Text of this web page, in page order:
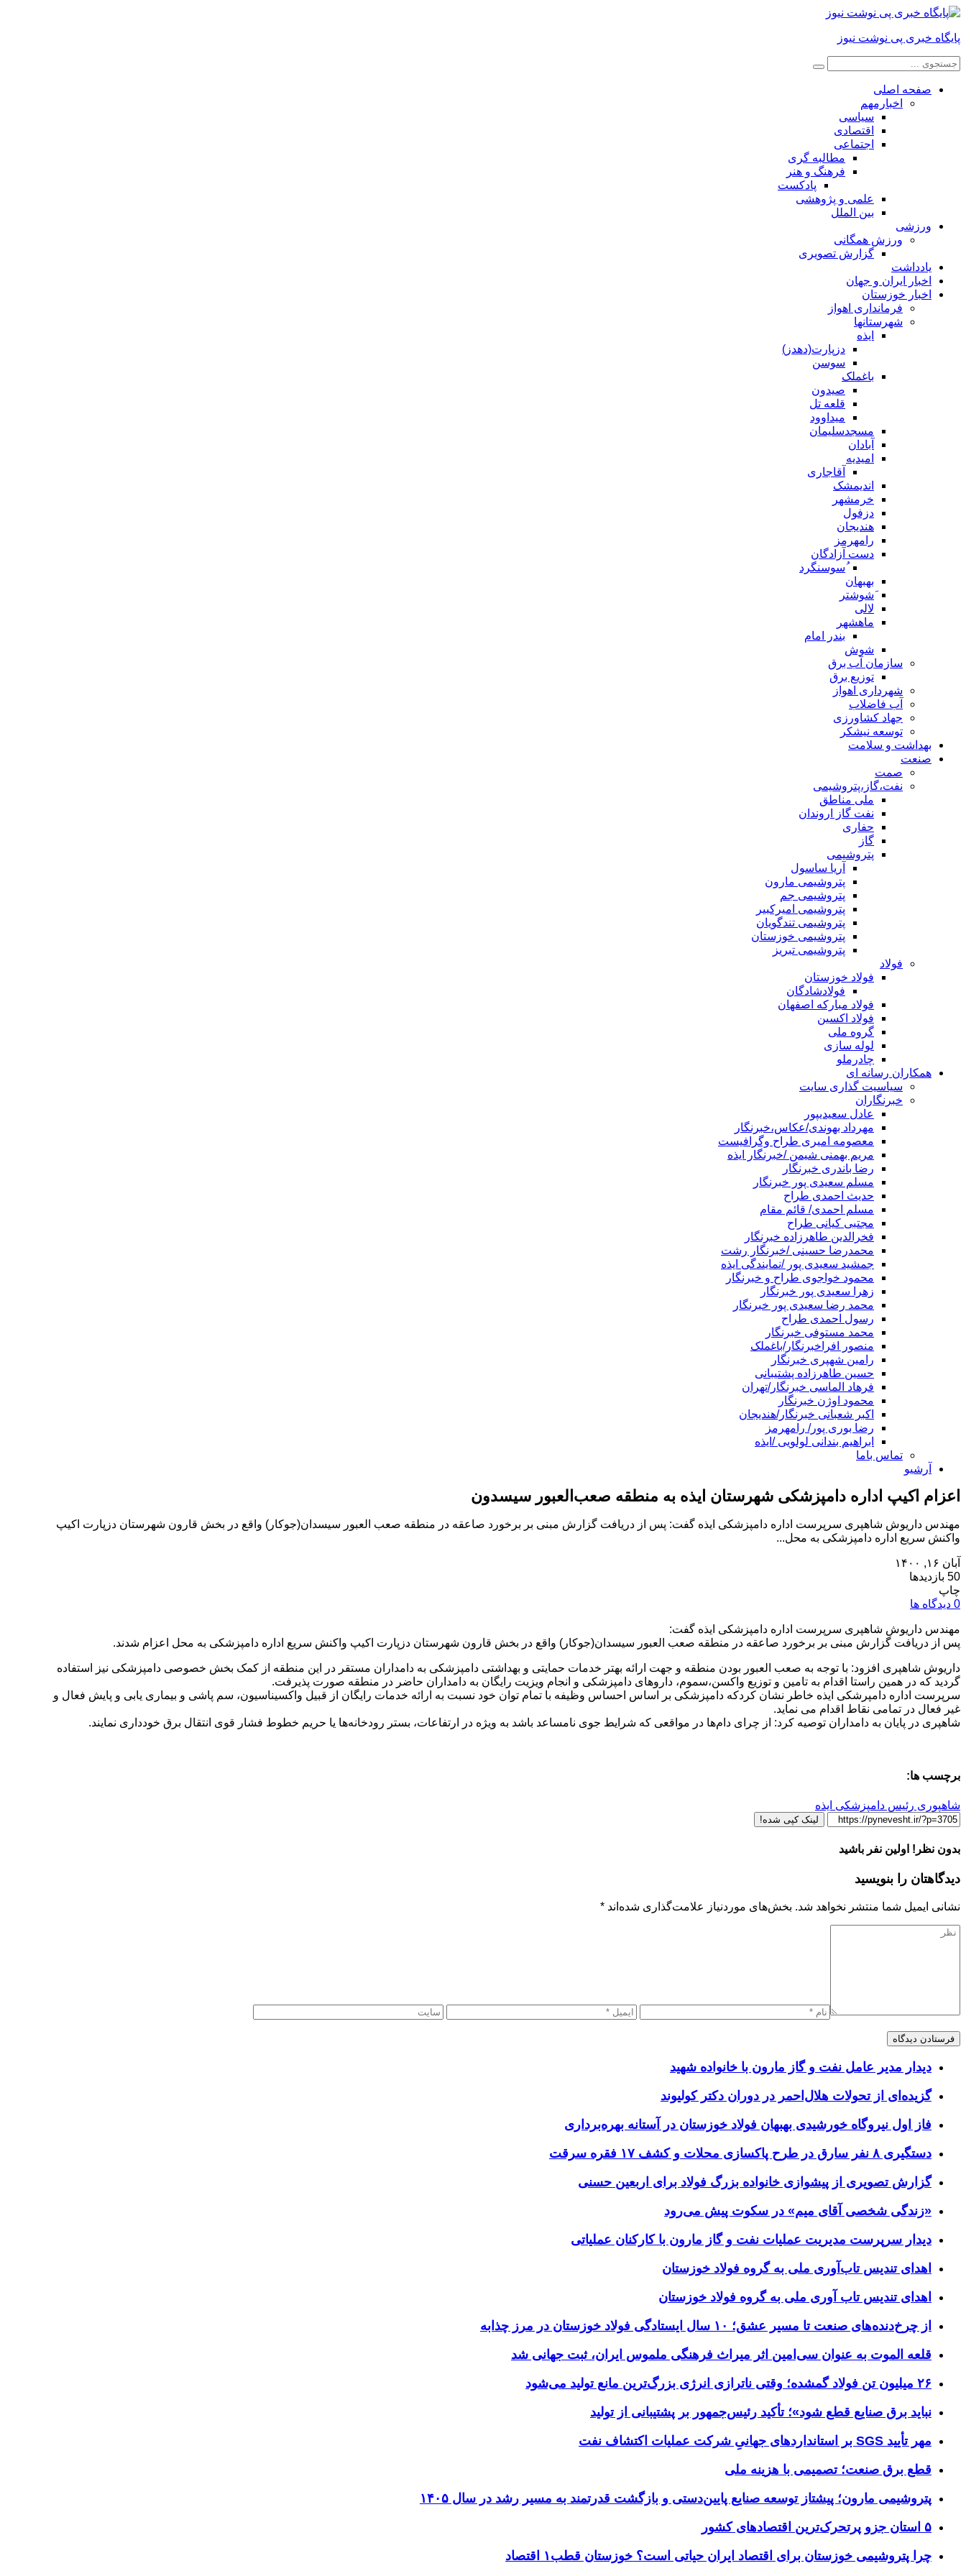
پایگاه خبری پی نوشت نیوز
صفحه اصلی
اخبارمهم
سیاسی
اقتصادی
اجتماعی
مطالبه گری
فرهنگ و هنر
پادکست
علمی و پژوهشی
بین الملل
ورزشی
ورزش همگانی
گزارش تصویری
یادداشت
اخبار ایران و جهان
اخبار خوزستان
فرمانداری اهواز
شهرستانها
ایذه
دزپارت(دهدز)
سوسن
باغملک
صیدون
قلعه تل
میداوود
مسجدسلیمان
آبادان
امیدیه
آقاجاری
اندیمشک
خرمشهر
دزفول
هندیجان
رامهرمز
دست آزادگان
ُسوسنگرد
بهبهان
َشوشتر
لالی
ماهشهر
بندر امام
شوش
سازمان آب برق
توزیع برق
شهرداری اهواز
آب فاضلاب
جهاد کشاورزی
توسعه نیشکر
بهداشت و سلامت
صنعت
صمت
نفت،گاز،پتروشیمی
ملی مناطق
نفت گاز اروندان
حفاری
گاز
پتروشیمی
آریا ساسول
پتروشیمی مارون
پتروشیمی جم
پتروشیمی امیرکبیر
پتروشیمی تندگویان
پتروشیمی خوزستان
پتروشیمی تبریز
فولاد
فولاد خوزستان
فولادشادگان
فولاد مبارکه اصفهان
فولاد اکسین
گروه ملی
لوله سازی
چادرملو
همکاران رسانه ای
سیاسیت گذاری سایت
خبرنگاران
عادل سعیدیپور
مهرداد بهوندی/عکاس،خبرنگار
معصومه امیری طراح وگرافیست
مریم بهمنی شیمن /خبرنگار ایذه
رضا باندری خبرنگار
مسلم سعیدی پور خبرنگار
حدیث احمدی طراح
مسلم احمدی/ قائم مقام
مجتبی کیانی طراح
فخرالدین طاهرزاده خبرنگار
محمدرضا حسینی /خبرنگار رشت
جمشید سعیدی پور /نمایندگی ایذه
محمود خواجوی طراح و خبرنگار
زهرا سعیدی پور خبرنگار
محمد رضا سعیدی پور خبرنگار
رسول احمدی طراح
محمد مستوفی خبرنگار
منصور افراخبرنگار/باغملک
رامین شهپری خبرنگار
حسین طاهرزاده پشتیبانی
فرهاد الماسی خبرنگار/تهران
محمود اوژن خبرنگار
اکبر شعبانی خبرنگار/هندیجان
رضا بوری پور/ رامهرمز
ابراهیم بندانی لولویی /ایذه
تماس باما
آرشیو
اعزام اکیپ اداره دامپزشکی شهرستان ایذه به منطقه صعب‌العبور سیسدون
مهندس داریوش شاهپری سرپرست اداره دامپزشکی ایذه گفت: پس از دریافت گزارش مبنی بر برخورد صاعقه در منطقه صعب العبور سیسدان(جوکار) واقع در بخش قارون شهرستان دزپارت اکیپ
واکنش سریع اداره دامپزشکی به محل...
آبان ۱۶, ۱۴۰۰
50 بازدیدها
چاپ
0 دیدگاه ها
مهندس داریوش شاهپری سرپرست اداره دامپزشکی ایذه گفت:
پس از دریافت گزارش مبنی بر برخورد صاعقه در منطقه صعب العبور سیسدان(جوکار) واقع در بخش قارون شهرستان دزپارت اکیپ واکنش سریع اداره دامپزشکی به محل اعزام شدند.
داریوش شاهپری افزود: با توجه به صعب العبور بودن منطقه و جهت ارائه بهتر خدمات حمایتی و بهداشتی دامپزشکی به دامداران مستقر در این منطقه از کمک بخش خصوصی دامپزشکی نیز استفاده
گردید که در همین راستا اقدام به تامین و توزیع واکسن،سموم، داروهای دامپزشکی و انجام ویزیت رایگان به دامداران حاضر در منطقه صورت پذیرفت.
سرپرست اداره دامپرشکی ایذه خاطر نشان کردکه دامپزشکی بر اساس احساس وظیفه با تمام توان خود نسبت به ارائه خدمات رایگان از قبیل واکسیناسیون، سم پاشی و بیماری یابی و پایش فعال و
غیر فعال در تمامی نقاط اقدام می نماید.
شاهپری در پایان به دامداران توصیه کرد: از چرای دام‌ها در مواقعی که شرایط جوی نامساعد باشد به ویژه در ارتفاعات، بستر رودخانه‌ها یا حریم خطوط فشار قوی انتقال برق خودداری نمایند.
برچسب ها:
شاهپوری رئیس دامپزشکی ایذه
لینک کپی شده!
بدون نظر! اولین نفر باشید
دیدگاهتان را بنویسید
نشانی ایمیل شما منتشر نخواهد شد. بخش‌های موردنیاز علامت‌گذاری شده‌اند *
دیدار مدیر عامل نفت و گاز مارون با خانواده شهید
گزیده‌ای از تحولات هلال‌احمر در دوران دکتر کولیوند
فاز اول نیروگاه خورشیدی بهبهان فولاد خوزستان در آستانه بهره‌برداری
دستگیری ۸ نفر سارق در طرح پاکسازی محلات و کشف ۱۷ فقره سرقت
گزارش تصویری از پیشوازی خانواده بزرگ فولاد برای اربعین حسنی
«زندگی شخصی آقای میم» در سکوت پیش می‌رود
دیدار سرپرست مدیریت عملیات نفت و گاز مارون با کارکنان عملیاتی
اهدای تندیس تاب‌آوری ملی به گروه فولاد خوزستان
اهدای تندیس تاب آوری ملی به گروه فولاد خوزستان
از چرخ‌دنده‌های صنعت تا مسیر عشق؛ ۱۰ سال ایستادگی فولاد خوزستان در مرز چذابه
قلعه الموت به عنوان سی‌امین اثر میراث‌ فرهنگی ملموس ایران، ثبت جهانی شد
۲۶ میلیون تن فولاد گمشده؛ وقتی ناترازی انرژی بزرگ‌ترین مانع تولید می‌شود
نباید برق صنایع قطع شود»؛ تأکید رئیس‌جمهور بر پشتیبانی از تولید
مهر تأیید SGS بر استانداردهای جهانیِ شرکت عملیات اکتشاف نفت
قطع برق صنعت؛ تصمیمی با هزینه ملی
پتروشیمی مارون؛ پیشتاز توسعه صنایع پایین‌دستی و بازگشت قدرتمند به مسیر رشد در سال ۱۴۰۵
۵ استان جزو پرتحرک‌ترین اقتصاد‌های کشور
چرا پتروشیمی خوزستان برای اقتصاد ایران حیاتی است؟ خوزستان قطب۱ اقتصاد